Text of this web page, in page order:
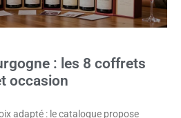
: les 8 coffrets
occasion
adapté : le catalogue propose